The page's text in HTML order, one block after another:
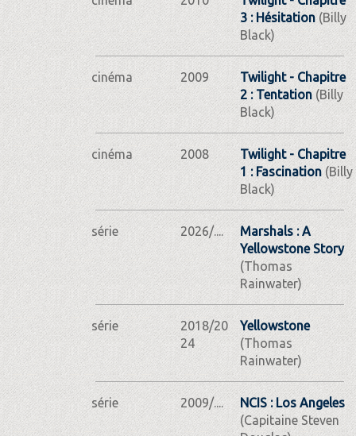
3 : Hésitation(Billy
Black)
cinéma 2009
Twilight - Chapitre
2 : Tentation(Billy
Black)
cinéma 2008
Twilight - Chapitre
1 : Fascination(Billy
Black)
série 2026/....
Marshals : A
Yellowstone Story
(Thomas
Rainwater)
série
2018/20
24
Yellowstone
(Thomas
Rainwater)
série 2009/....
NCIS : Los Angeles
(Capitaine Steven